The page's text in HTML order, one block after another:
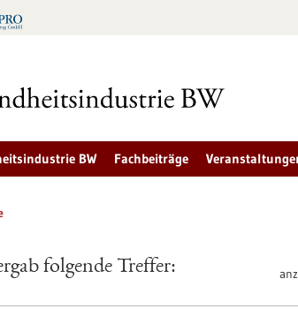
BW Fachbeiträge
folgende Treffer: